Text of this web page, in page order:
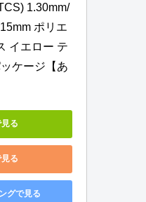
1.30mm/
ポリエ
イエロー テ
ケージ【あ
る
る
グで見る